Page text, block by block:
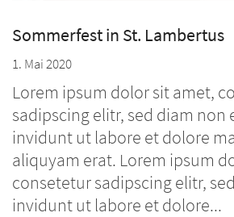
Sommerfest in St. Lambertus
1. Mai 2020
Lorem ipsum dolor sit amet,
sadipscing elitr, sed diam
invidunt ut labore et dolore
aliquyam erat. Lorem ipsum
consetetur sadipscing elitr,
invidunt ut labore et dolore...